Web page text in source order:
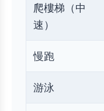
爬樓梯（中
速）
慢跑
游泳